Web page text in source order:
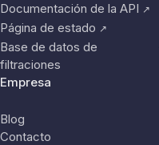
Documentación de la API ↗
Página de estado ↗
Base de datos de
filtraciones
Empresa
Blog
Contacto